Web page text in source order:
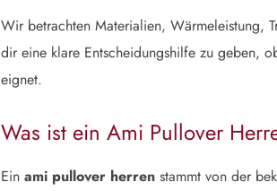
Wir betrachten Materialien, Wärmeleistung,
dir eine klare Entscheidungshilfe zu geben,
eignet.
Was ist ein Ami Pullover
Ein ami pullover herren stammt von der